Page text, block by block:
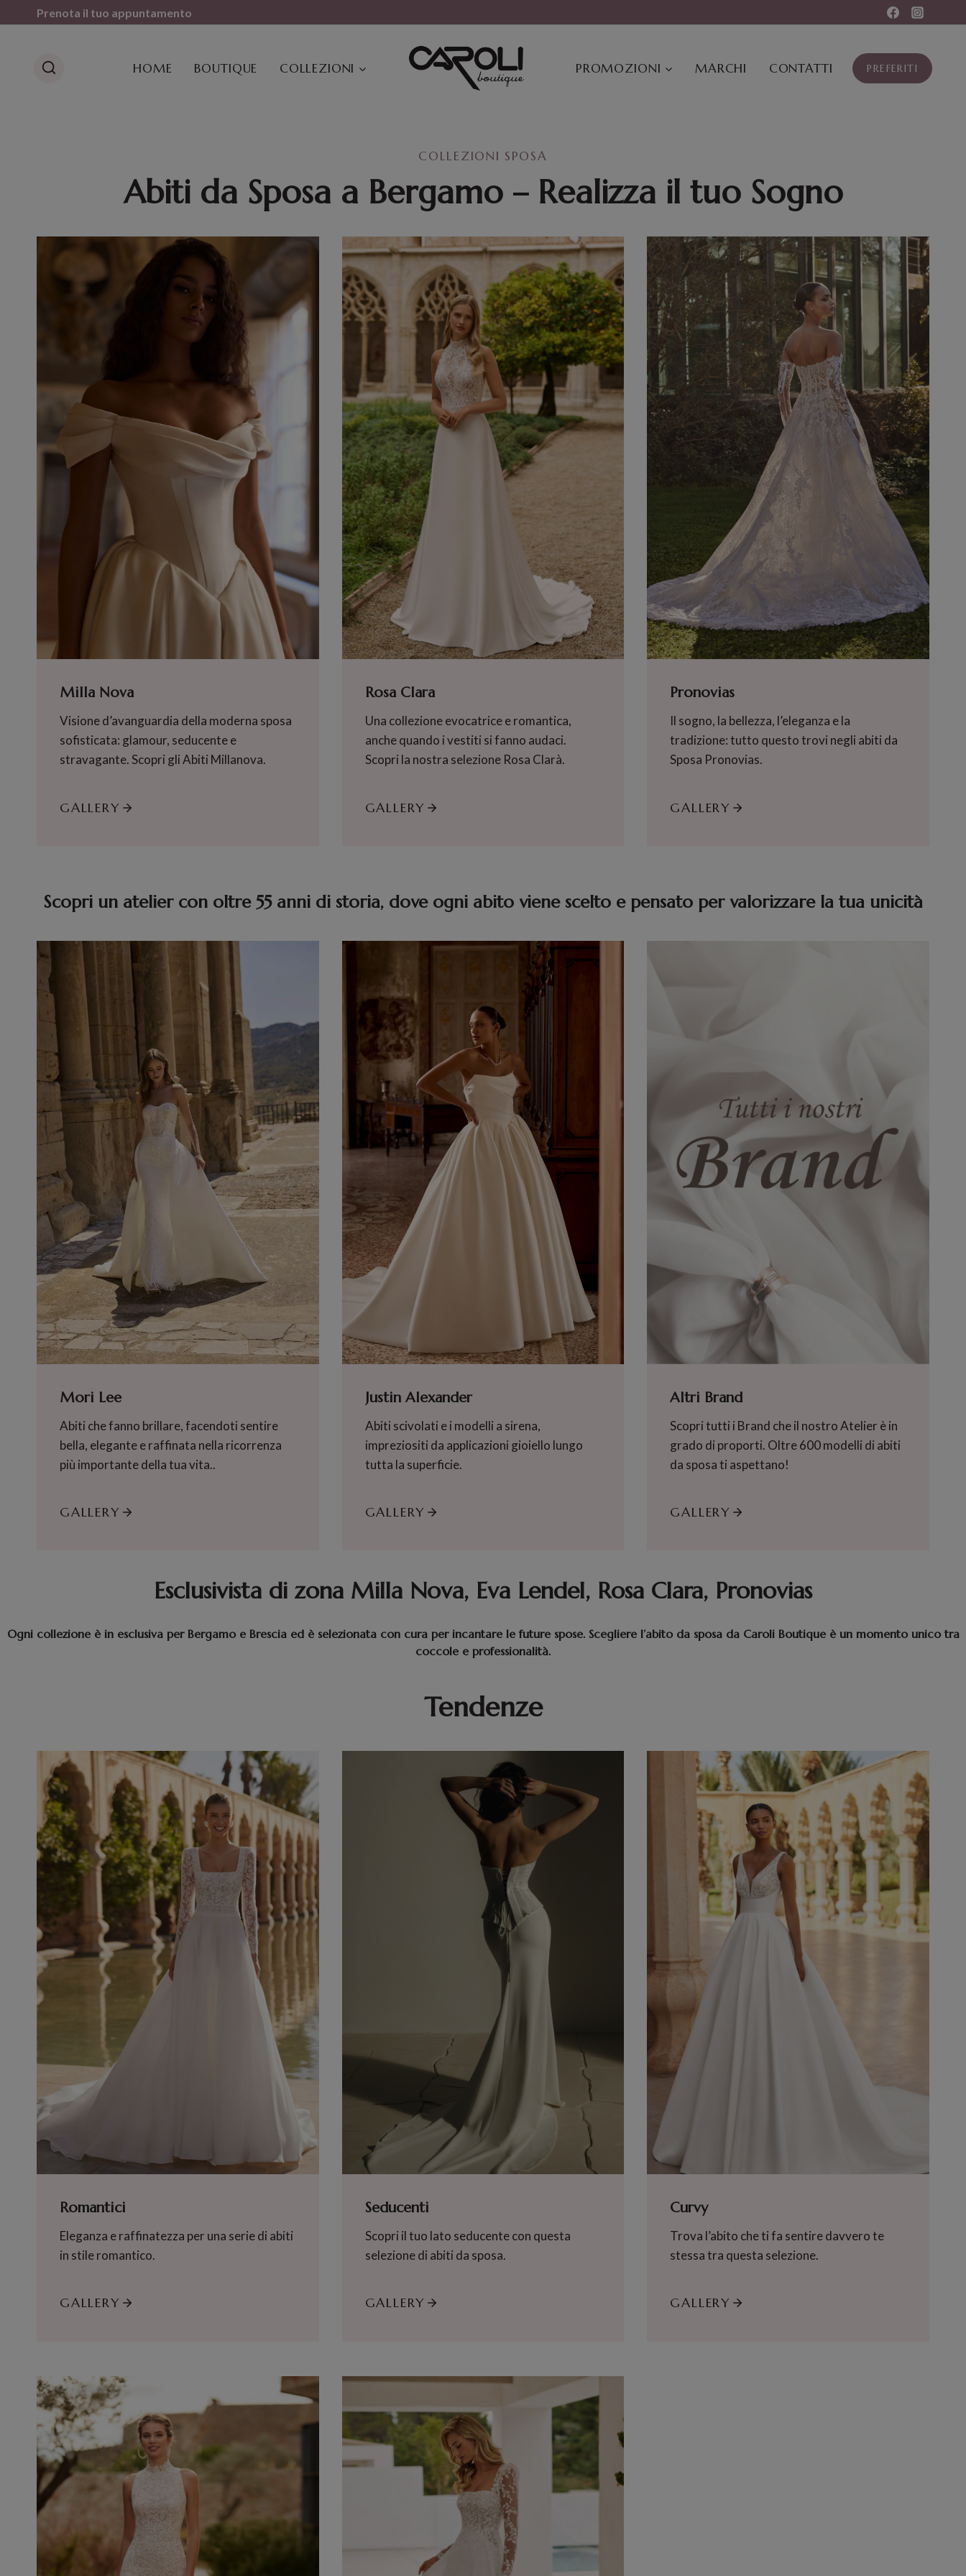
al
Prenota il tuo appuntamento
HOME BOUTIQUE COLLEZIONI PROMOZIONI MARCHI CONTATTI PREFERITI
COLLEZIONI SPOSA
Abiti da Sposa a Bergamo – Realizza il tuo Sogno
Milla Nova
Visione d’avanguardia della moderna sposa
sofisticata: glamour, seducente e
stravagante. Scopri gli Abiti Millanova.
GALLERY
Rosa Clara
Una collezione evocatrice e romantica,
anche quando i vestiti si fanno audaci.
Scopri la nostra selezione Rosa Clarà.
GALLERY
Pronovias
Il sogno, la bellezza, l’eleganza e la
tradizione: tutto questo trovi negli abiti da
Sposa Pronovias.
GALLERY
Scopri un atelier con oltre 55 anni di storia, dove ogni abito viene scelto e pensato per valorizzare la tua unicità
Mori Lee
Abiti che fanno brillare, facendoti sentire
bella, elegante e raffinata nella ricorrenza
più importante della tua vita..
GALLERY
Justin Alexander
Abiti scivolati e i modelli a sirena,
impreziositi da applicazioni gioiello lungo
tutta la superficie.
GALLERY
Altri Brand
Scopri tutti i Brand che il nostro Atelier è in
grado di proporti. Oltre 600 modelli di abiti
da sposa ti aspettano!
GALLERY
Esclusivista di zona Milla Nova, Eva Lendel, Rosa Clara, Pronovias
Ogni collezione è in esclusiva per Bergamo e Brescia ed è selezionata con cura per incantare le future spose. Scegliere l’abito da sposa da Caroli Boutique è un momento unico tra
coccole e professionalità.
Tendenze
Romantici
Eleganza e raffinatezza per una serie di abiti
in stile romantico.
GALLERY
Seducenti
Scopri il tuo lato seducente con questa
selezione di abiti da sposa.
GALLERY
Curvy
Trova l’abito che ti fa sentire davvero te
stessa tra questa selezione.
GALLERY